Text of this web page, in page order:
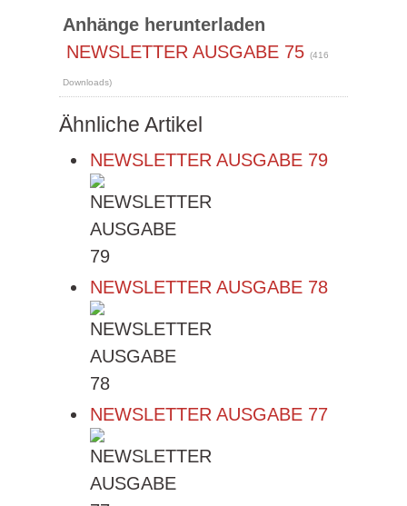
Anhänge herunterladen
NEWSLETTER AUSGABE 75 (416
Downloads)
Ähnliche Artikel
NEWSLETTER AUSGABE 79
NEWSLETTER AUSGABE 78
NEWSLETTER AUSGABE 77